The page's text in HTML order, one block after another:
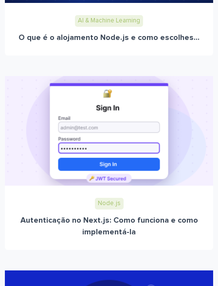
AI & Machine Learning
O que é o alojamento Node.js e como escolhes...
Node.js
Autenticação no Next.js: Como funciona e como
implementá-la